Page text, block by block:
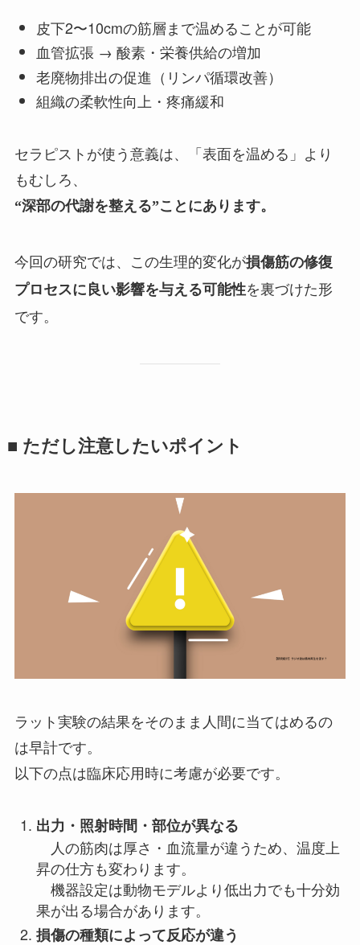
皮下2〜10cmの筋層まで温めることが可能
血管拡張 → 酸素・栄養供給の増加
老廃物排出の促進（リンパ循環改善）
組織の柔軟性向上・疼痛緩和
セラピストが使う意義は、「表面を温める」より
もむしろ、
“深部の代謝を整える”ことにあります。
今回の研究では、この生理的変化が損傷筋の修復
プロセスに良い影響を与える可能性を裏づけた形
です。
■ ただし注意したいポイント
ラット実験の結果をそのまま人間に当てはめるの
は早計です。
以下の点は臨床応用時に考慮が必要です。
出力・照射時間・部位が異なる
人の筋肉は厚さ・血流量が違うため、温度上
昇の仕方も変わります。
機器設定は動物モデルより低出力でも十分効
果が出る場合があります。
損傷の種類によって反応が違う